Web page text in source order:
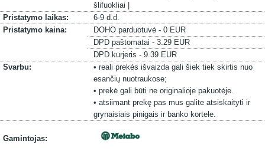
šlifuokliai |
Pristatymo laikas:
6-9 d.d.
Pristatymo kaina:
DOHO parduotuvė - 0 EUR
DPD paštomatai - 3.29 EUR
DPD kurjeris - 9.39 EUR
Svarbu:
• reali prekės išvaizda gali šiek tiek skirtis nuo
esančių nuotraukose;
• prekė gali būti ne originalioje pakuotėje.
• atsiimant prekę pas mus galite atsiskaityti ir
grynaisiais pinigais ir banko kortele.
Gamintojas: